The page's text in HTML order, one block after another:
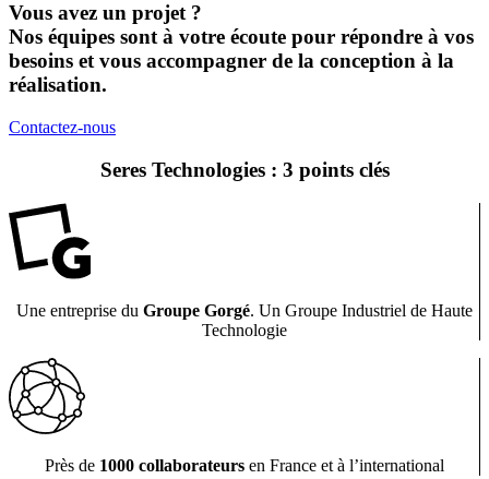
Vous avez un projet ?
Nos équipes sont à votre écoute pour répondre à vos
besoins et vous accompagner de la conception à la
réalisation.
Contactez-nous
Seres Technologies : 3 points clés
Une entreprise du Groupe Gorgé. Un Groupe Industriel de Haute
Technologie
Près de 1000 collaborateursen France et à l’international